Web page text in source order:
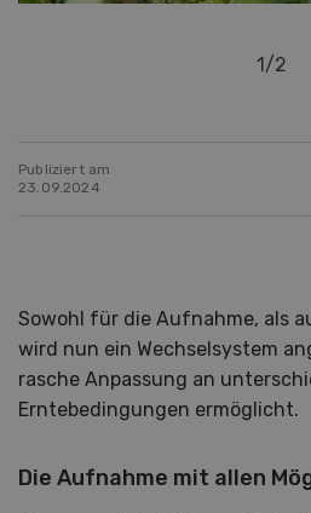
1/2
Publiziert am
23.09.2024
Sowohl für die Aufnahme, als
wird nun ein Wechselsystem
rasche Anpassung an
Erntebedingungen ermöglicht.
Die Aufnahme mit allen